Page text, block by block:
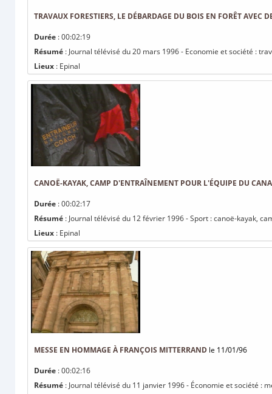
TRAVAUX FORESTIERS, LE DÉBARDAGE DU BOIS EN FORÊT AVEC
Durée : 00:02:19
Résumé : Journal télévisé du 20 mars 1996 - Economie et société :
Lieux : Epinal
CANOË-KAYAK, CAMP D'ENTRAÎNEMENT POUR L'ÉQUIPE DU
Durée : 00:02:17
Résumé : Journal télévisé du 12 février 1996 - Sport : canoë-kayak,
Lieux : Epinal
MESSE EN HOMMAGE À FRANÇOIS MITTERRAND le 11/01/96
Durée : 00:02:16
Résumé : Journal télévisé du 11 janvier 1996 - Économie et société :